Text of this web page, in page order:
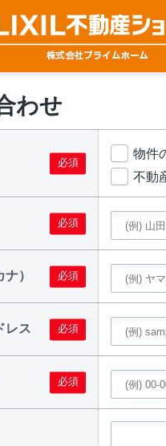
わせ
物件
不動
）
レス